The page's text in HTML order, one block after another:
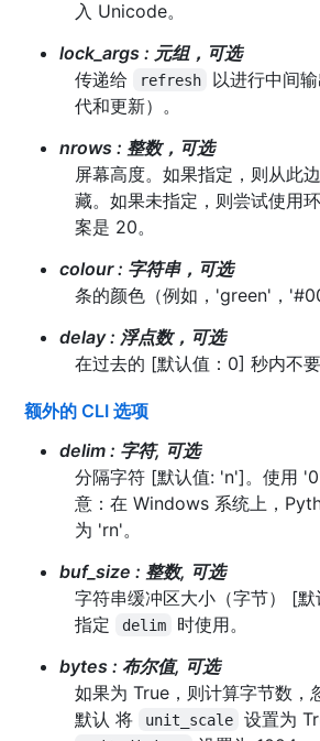
入 Unicode。
lock_args: 元组，可选
传递给
refresh
以进行中间
代和更新）。
nrows: 整数，可选
屏幕高度。如果指定，则从此
藏。如果未指定，则尝试使用
案是 20。
colour: 字符串，可选
条的颜色（例如，'green'，
delay: 浮点数，可选
在过去的 [默认值：0] 秒内不要
额外的 CLI 选项
delim: 字符, 可选
分隔字符 [默认值: 'n']。使用
意：在 Windows 系统上，
为 'rn'。
buf_size: 整数, 可选
字符串缓冲区大小（字节） [
指定
delim
时使用。
bytes: 布尔值, 可选
如果为 True，则计算字节数，
默认 将
unit_scale 设置为